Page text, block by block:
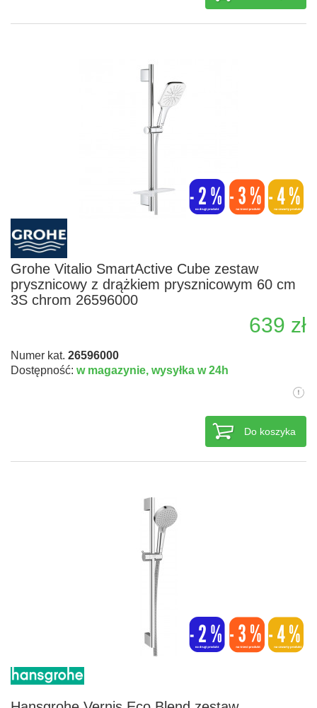
Grohe Vitalio SmartActive Cube zestaw
prysznicowy z drążkiem prysznicowym 60 cm
3S chrom 26596000
639 zł
Numer kat. 26596000
Dostępność: w magazynie, wysyłka w 24h
Do koszyka